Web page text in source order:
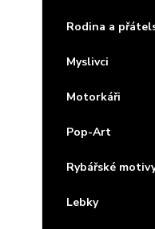
Rodina a
Myslivci
Motorkáři
Pop-Art
Rybářské
Lebky